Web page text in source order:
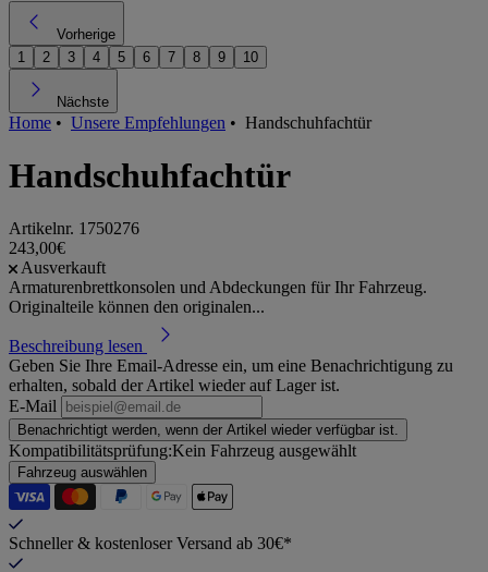
Vorherige
1
2 3 4 5 6 7 8 9 10
Nächste
Home • Unsere Empfehlungen • Handschuhfachtür
Handschuhfachtür
Artikelnr. 1750276
243,00€
Ausverkauft
Armaturenbrettkonsolen und Abdeckungen für Ihr Fahrzeug.
Originalteile können den originalen...
Beschreibung lesen
Geben Sie Ihre Email-Adresse ein, um eine Benachrichtigung zu
erhalten, sobald der Artikel wieder auf Lager ist.
E-Mail
Benachrichtigt werden, wenn der Artikel wieder verfügbar ist.
Kompatibilitätsprüfung:Kein Fahrzeug ausgewählt
Fahrzeug auswählen
Schneller & kostenloser Versand ab 30€*